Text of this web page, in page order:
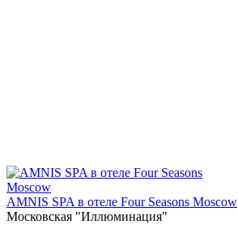
AMNIS SPA в отеле Four Seasons Moscow
Московская "Иллюминация"